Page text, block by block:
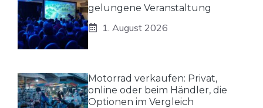
gelungene Veranstaltung
1. August 2026
Motorrad verkaufen: Privat,
online oder beim Händler, die
Optionen im Vergleich